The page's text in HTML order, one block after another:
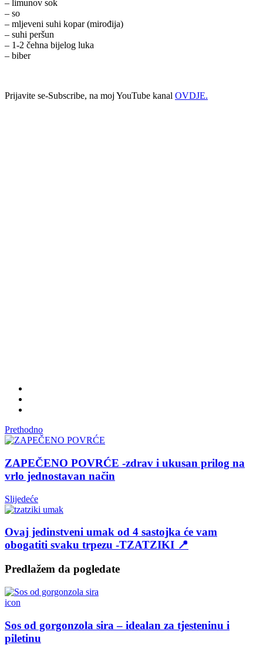
– limunov sok
– so
– mljeveni suhi kopar (mirođija)
– suhi peršun
– 1-2 čehna bijelog luka
– biber
Prijavite se-Subscribe, na moj YouTube kanal OVDJE.
Prethodno
ZAPEČENO POVRĆE -zdrav i ukusan prilog na
vrlo jednostavan način
Slijedeće
Ovaj jedinstveni umak od 4 sastojka će vam
obogatiti svaku trpezu -TZATZIKI 📍
Predlažem da pogledate
icon
Sos od gorgonzola sira – idealan za tjesteninu i
piletinu